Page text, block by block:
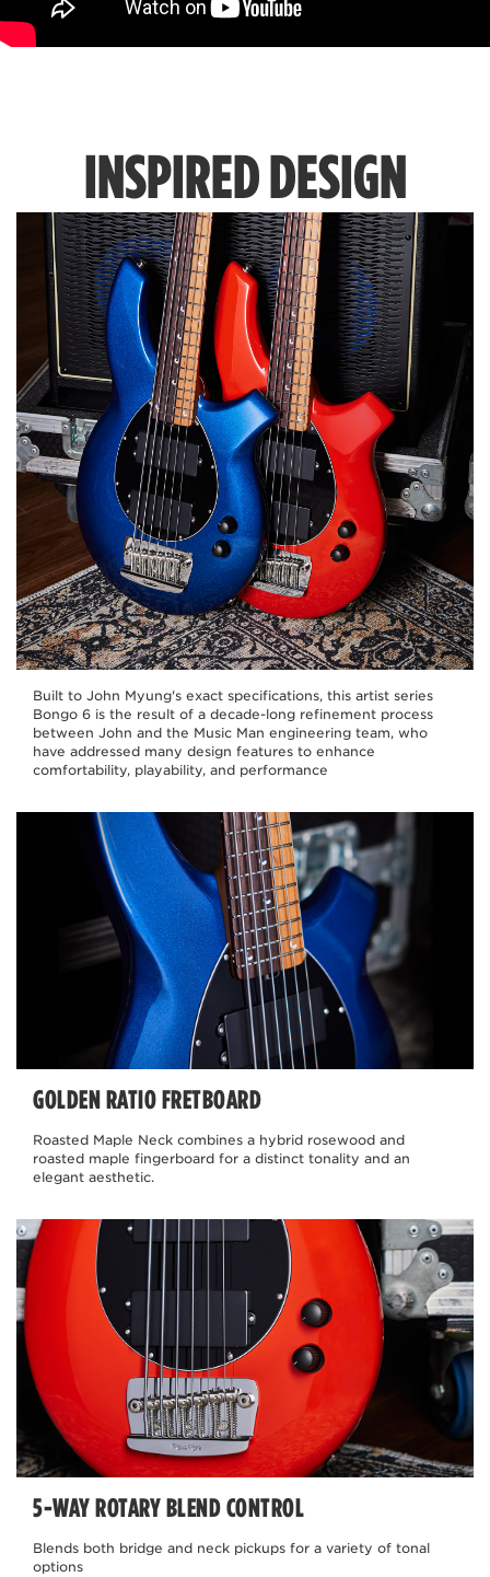
INSPIRED DESIGN
Built to John Myung's exact specifications, this artist series
Bongo 6 is the result of a decade-long refinement process
between John and the Music Man engineering team, who
have addressed many design features to enhance
comfortability, playability, and performance
GOLDEN RATIO FRETBOARD
Roasted Maple Neck combines a hybrid rosewood and
roasted maple fingerboard for a distinct tonality and an
elegant aesthetic.
5-WAY ROTARY BLEND CONTROL
Blends both bridge and neck pickups for a variety of tonal
options